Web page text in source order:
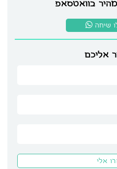
בוואטסאפ
שיחה
אליכם